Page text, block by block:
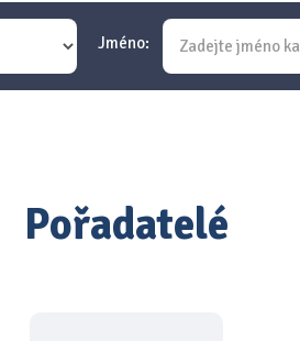
Jméno:
Pořadatelé